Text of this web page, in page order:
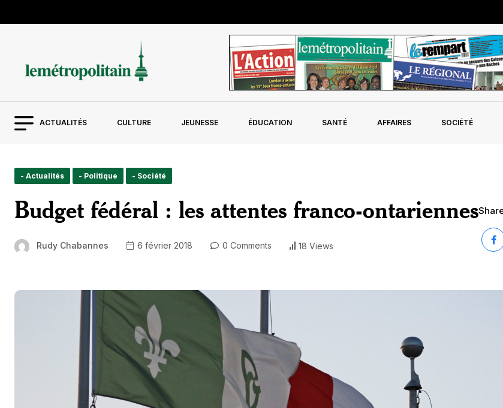
ACTUALITÉS CULTURE JEUNESSE ÉDUCATION SANTÉ AFFAIRES SOCIÉTÉ
- Actualités - Politique - Société
Budget fédéral : les attentes franco-ontariennes
Rudy Chabannes 6 février 2018 0 Comments 18 Views